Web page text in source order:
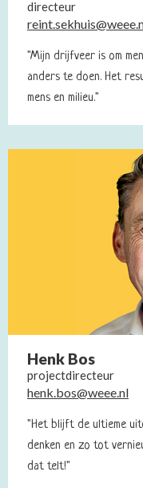
directeur
"Mijn drijfveer is om
anders te doen. Het
mens en milieu."
Henk Bos
projectdirecteur
henk.bos@weee.nl
"Het blijft de ultieme
denken en zo tot
dat telt!"